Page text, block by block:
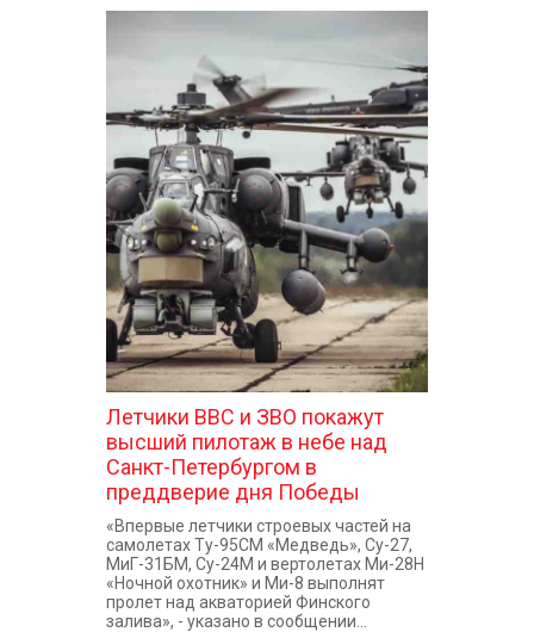
Летчики ВВС и ЗВО покажут
высший пилотаж в небе над
Санкт-Петербургом в
преддверие дня Победы
«Впервые летчики строевых частей на
самолетах Ту-95СМ «Медведь», Су-27,
МиГ-31БМ, Су-24М и вертолетах Ми-28Н
«Ночной охотник» и Ми-8 выполнят
пролет над акваторией Финского
залива», - указано в сообщении...